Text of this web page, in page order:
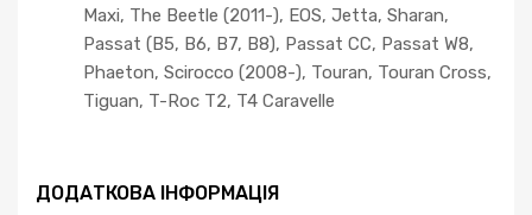
Maxi, The Beetle (2011-), EOS, Jetta, Sharan,
Passat (B5, B6, B7, B8), Passat CC, Passat W8,
Phaeton, Scirocco (2008-), Touran, Touran Cross,
Tiguan, T-Roc T2, T4 Caravelle
ДОДАТКОВА ІНФОРМАЦІЯ